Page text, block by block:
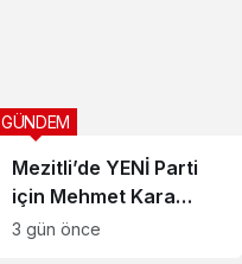
Mezitli’de YENİ Parti
için Mehmet Kara
beklentisi
GÜNDEM
3 gün önce